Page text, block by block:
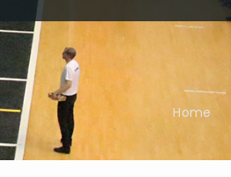
Home